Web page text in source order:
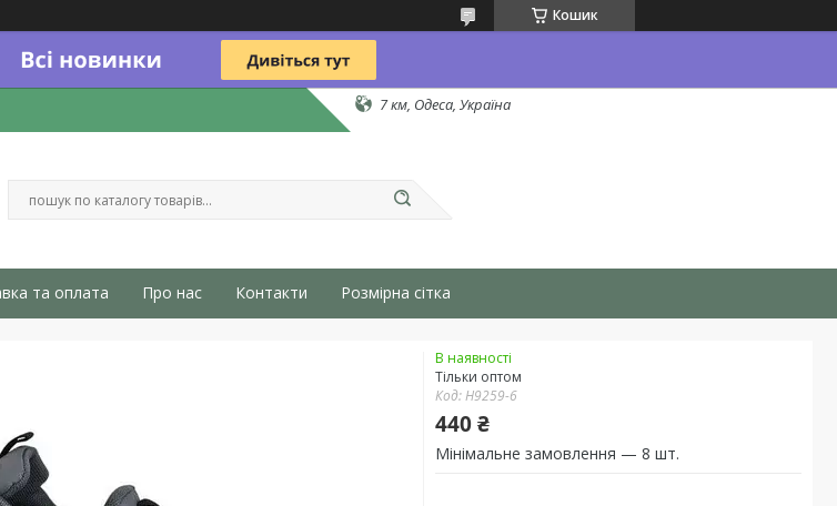
Кошик
7 км, Одеса, Україна
та оплата Про нас Контакти Розмірна сітка
В наявності
Тільки оптом
Код:H9259-6
440 ₴
Мінімальне замовлення — 8 шт.